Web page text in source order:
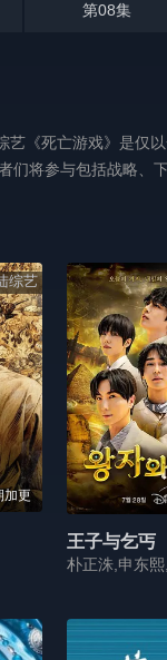
第08集
艺《死亡游戏》是仅
们将参与包括战略、
综艺
加更
王子与乞丐